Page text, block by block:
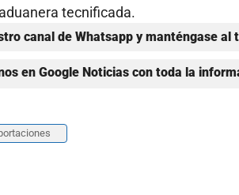
tecnificada.
canal de Whatsapp y manténgase
en Google Noticias con toda la